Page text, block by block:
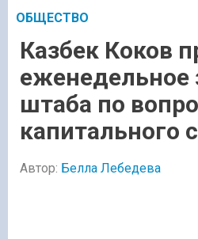
ОБЩЕСТВО
Казбек Коков
еженедельное
штаба по
капитального
Автор: Белла Лебедева